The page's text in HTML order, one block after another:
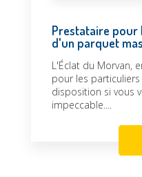
Prestataire
d'un parquet
L'Éclat du Morvan,
pour les
disposition si vous
impeccable....